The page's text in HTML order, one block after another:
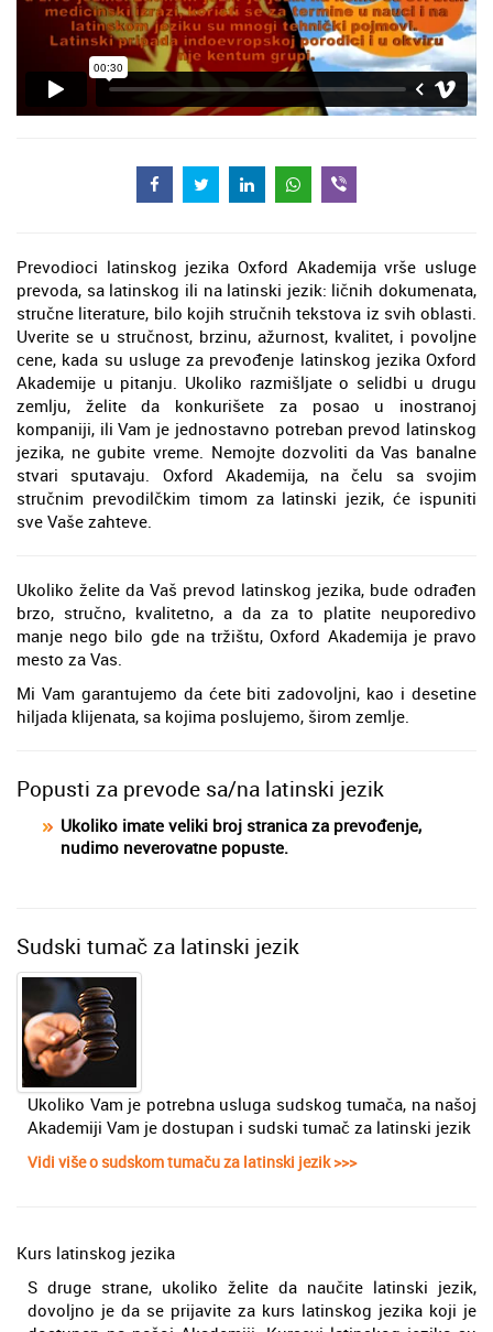
Prevodioci latinskog jezika Oxford Akademija vrše usluge
prevoda, sa latinskog ili na latinski jezik: ličnih dokumenata,
stručne literature, bilo kojih stručnih tekstova iz svih oblasti.
Uverite se u stručnost, brzinu, ažurnost, kvalitet, i povoljne
cene, kada su usluge za prevođenje latinskog jezika Oxford
Akademije u pitanju. Ukoliko razmišljate o selidbi u drugu
zemlju, želite da konkurišete za posao u inostranoj
kompaniji, ili Vam je jednostavno potreban prevod latinskog
jezika, ne gubite vreme. Nemojte dozvoliti da Vas banalne
stvari sputavaju. Oxford Akademija, na čelu sa svojim
stručnim prevodilčkim timom za latinski jezik, će ispuniti
sve Vaše zahteve.
Ukoliko želite da Vaš prevod latinskog jezika, bude odrađen
brzo, stručno, kvalitetno, a da za to platite neuporedivo
manje nego bilo gde na tržištu, Oxford Akademija je pravo
mesto za Vas.
Mi Vam garantujemo da ćete biti zadovoljni, kao i desetine
hiljada klijenata, sa kojima poslujemo, širom zemlje.
Popusti za prevode sa/na latinski jezik
Ukoliko imate veliki broj stranica za prevođenje,
nudimo neverovatne popuste.
Sudski tumač za latinski jezik
Ukoliko Vam je potrebna usluga sudskog tumača, na našoj
Akademiji Vam je dostupan i sudski tumač za latinski jezik
Vidi više o sudskom tumaču za latinski jezik >>>
Kurs latinskog jezika
S druge strane, ukoliko želite da naučite latinski jezik,
dovoljno je da se prijavite za kurs latinskog jezika koji je